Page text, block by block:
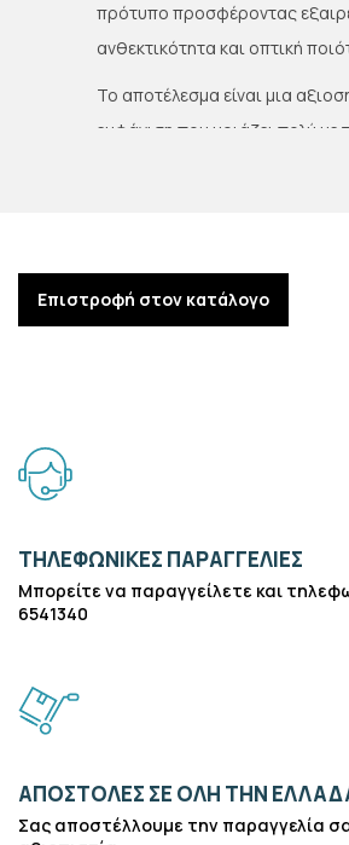
πρότυπο προσφέροντας
ανθεκτικότητα και οπτική
Το αποτέλεσμα είναι μια
εμφάνιση που μοιάζει πολύ με
ανταγωνίζονται τις ιδιότητες
Δείτε ΕΔΩ το έντυπο με όλα
εταιρείας SprintRay.
Επιστροφή στον κατάλογο
ΤΗΛΕΦΩΝΙΚΈΣ ΠΑΡΑΓΓΕΛΊΕΣ
Μπορείτε να παραγγείλετε και
6541340
ΑΠΟΣΤΟΛΈΣ ΣΕ ΌΛΗ ΤΗΝ
Σας αποστέλλουμε την παραγγελία